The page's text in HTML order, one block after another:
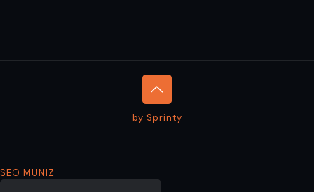
by Sprinty
SEO MUNIZ